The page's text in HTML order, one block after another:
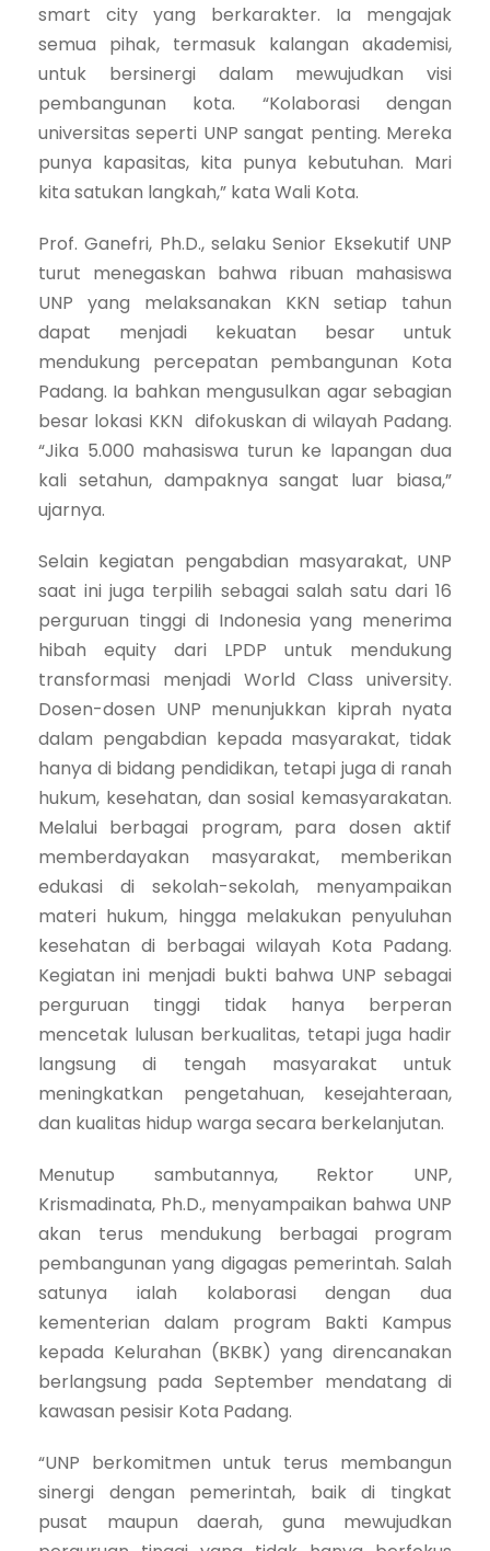
smart city yang berkarakter. Ia mengajak
semua pihak, termasuk kalangan akademisi,
untuk bersinergi dalam mewujudkan visi
pembangunan kota. “Kolaborasi dengan
universitas seperti UNP sangat penting. Mereka
punya kapasitas, kita punya kebutuhan. Mari
kita satukan langkah,” kata Wali Kota.
Prof. Ganefri, Ph.D., selaku Senior Eksekutif UNP
turut menegaskan bahwa ribuan mahasiswa
UNP yang melaksanakan KKN setiap tahun
dapat menjadi kekuatan besar untuk
mendukung percepatan pembangunan Kota
Padang. Ia bahkan mengusulkan agar sebagian
besar lokasi KKN difokuskan di wilayah Padang.
“Jika 5.000 mahasiswa turun ke lapangan dua
kali setahun, dampaknya sangat luar biasa,”
ujarnya.
Selain kegiatan pengabdian masyarakat, UNP
saat ini juga terpilih sebagai salah satu dari 16
perguruan tinggi di Indonesia yang menerima
hibah equity dari LPDP untuk mendukung
transformasi menjadi World Class university.
Dosen-dosen UNP menunjukkan kiprah nyata
dalam pengabdian kepada masyarakat, tidak
hanya di bidang pendidikan, tetapi juga di ranah
hukum, kesehatan, dan sosial kemasyarakatan.
Melalui berbagai program, para dosen aktif
memberdayakan masyarakat, memberikan
edukasi di sekolah-sekolah, menyampaikan
materi hukum, hingga melakukan penyuluhan
kesehatan di berbagai wilayah Kota Padang.
Kegiatan ini menjadi bukti bahwa UNP sebagai
perguruan tinggi tidak hanya berperan
mencetak lulusan berkualitas, tetapi juga hadir
langsung di tengah masyarakat untuk
meningkatkan pengetahuan, kesejahteraan,
dan kualitas hidup warga secara berkelanjutan.
Menutup sambutannya, Rektor UNP,
Krismadinata, Ph.D., menyampaikan bahwa UNP
akan terus mendukung berbagai program
pembangunan yang digagas pemerintah. Salah
satunya ialah kolaborasi dengan dua
kementerian dalam program Bakti Kampus
kepada Kelurahan (BKBK) yang direncanakan
berlangsung pada September mendatang di
kawasan pesisir Kota Padang.
“UNP berkomitmen untuk terus membangun
sinergi dengan pemerintah, baik di tingkat
pusat maupun daerah, guna mewujudkan